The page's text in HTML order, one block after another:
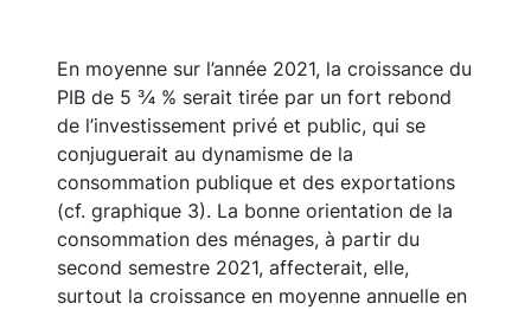
En moyenne sur l’année 2021, la croissance du
PIB de 5 ¾ % serait tirée par un fort rebond
de l’investissement privé et public, qui se
conjuguerait au dynamisme de la
consommation publique et des exportations
(cf. graphique 3). La bonne orientation de la
consommation des ménages, à partir du
second semestre 2021, affecterait, elle,
surtout la croissance en moyenne annuelle en